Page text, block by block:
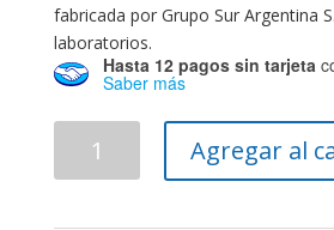
fabricada por Grupo Sur Argentina
laboratorios.
Hasta 12 pagos sin tarjeta
Saber más
Agregar al